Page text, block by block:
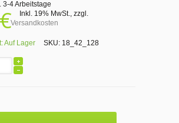
3-4 Arbeitstage
Inkl. 19% MwSt., zzgl.
Versandkosten
Auf Lager SKU: 18_42_128